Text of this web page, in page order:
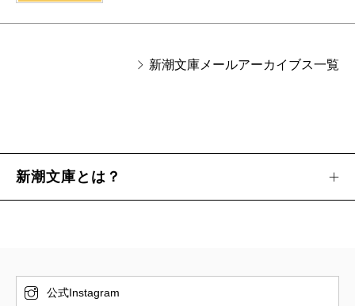
新潮文庫メールアーカイブス一覧
新潮文庫とは？
公式Instagram